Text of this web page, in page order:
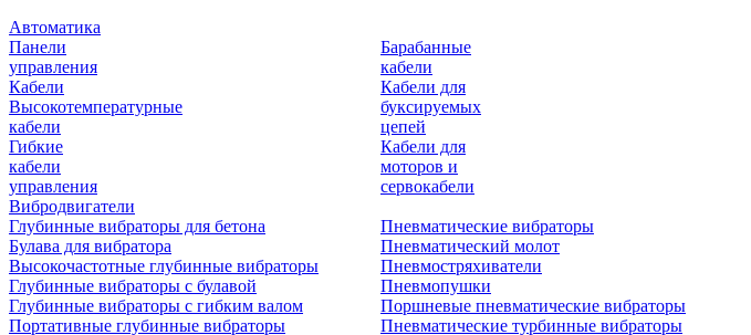
Автоматика
Панели
управления
Кабели
Высокотемпературные
кабели
Гибкие
кабели
управления
Барабанные
кабели
Кабели для
буксируемых
цепей
Кабели для
моторов и
сервокабели
Вибродвигатели
Глубинные вибраторы для бетона
Булава для вибратора
Высокочастотные глубинные вибраторы
Глубинные вибраторы с булавой
Глубинные вибраторы с гибким валом
Портативные глубинные вибраторы
Пневматические вибраторы
Пневматический молот
Пневмостряхиватели
Пневмопушки
Поршневые пневматические вибраторы
Пневматические турбинные вибраторы